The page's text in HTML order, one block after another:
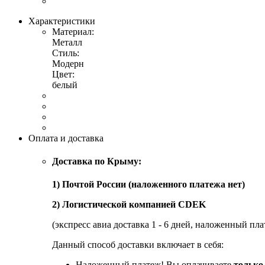
Характеристики
Материал:
Металл
Стиль:
Модерн
Цвет:
белый
Оплата и доставка
Доставка по Крыму:
1) Почтой России (наложенного платежа нет)
2) Логистической компанией CDEK
(экспресс авиа доставка 1 - 6 дней, наложенный
Данный способ доставки включает в себя: